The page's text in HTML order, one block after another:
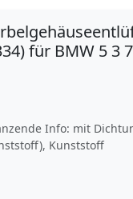
für BMW 5 3
Info: mit
Kunststoff